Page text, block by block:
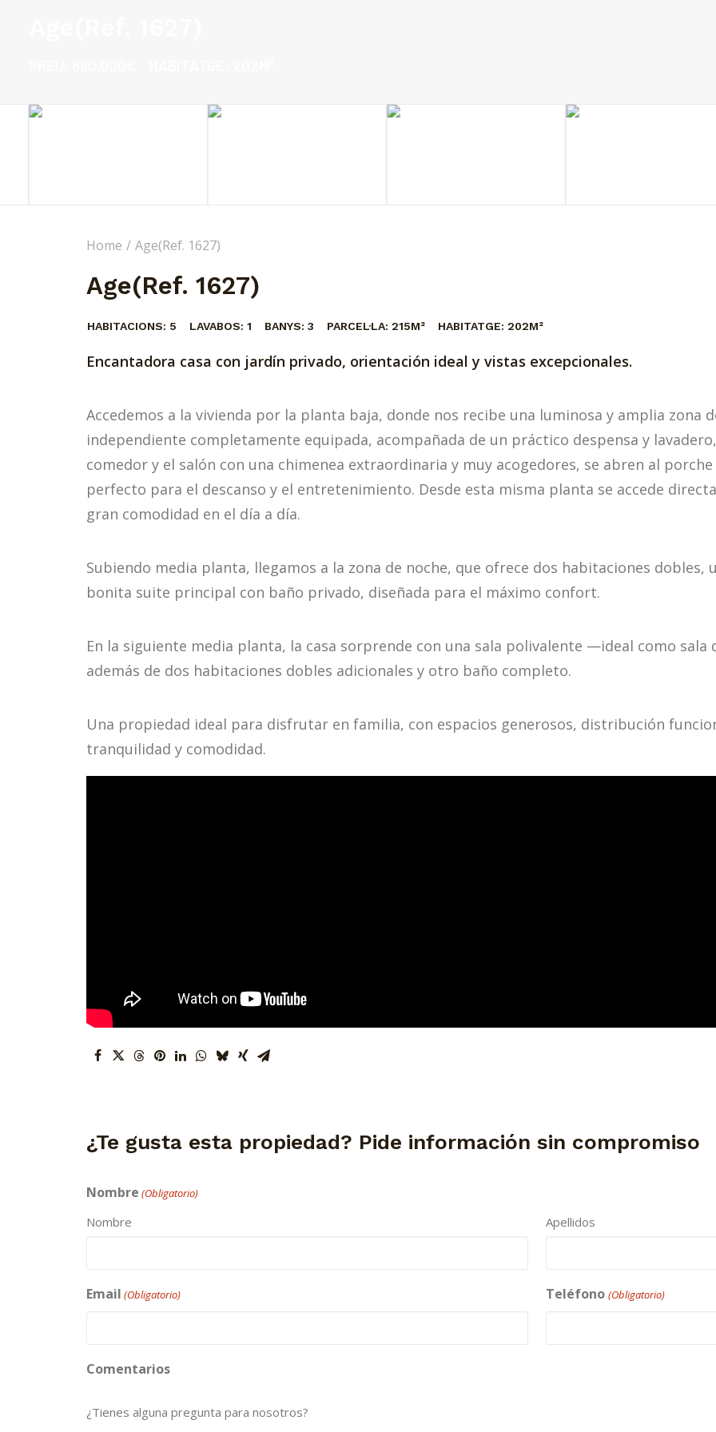
Home Age(Ref. 1627)
Age(Ref. 1627)
HABITACIONS: 5 LAVABOS: 1 BANYS: 3 PARCEL·LA: 215M² HABITATGE: 202M²
Encantadora casa con jardín privado, orientación ideal y vistas excepcionales.
Accedemos a la vivienda por la planta baja, donde nos recibe una luminosa y amplia zona
independiente completamente equipada, acompañada de un práctico despensa y
comedor y el salón con una chimenea extraordinaria y muy acogedores, se abren al
perfecto para el descanso y el entretenimiento. Desde esta misma planta se accede
gran comodidad en el día a día.
Subiendo media planta, llegamos a la zona de noche, que ofrece dos habitaciones
bonita suite principal con baño privado, diseñada para el máximo confort.
En la siguiente media planta, la casa sorprende con una sala polivalente —ideal como sala
además de dos habitaciones dobles adicionales y otro baño completo.
Una propiedad ideal para disfrutar en familia, con espacios generosos, distribución
tranquilidad y comodidad.
¿Te gusta esta propiedad? Pide información sin compromiso
Nombre (Obligatorio)
Nombre Apellidos
Email (Obligatorio) Teléfono (Obligatorio)
Comentarios
¿Tienes alguna pregunta para nosotros?